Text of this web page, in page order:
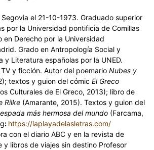
el 21-10-1973. Graduado superior
por la Universidad pontificia de Comillas
en Derecho por la Universidad
Grado en Antropología Social y
y Literatura españolas por la UNED.
y ficción. Autor del poemario Nubes y
textos y guion del cómic El Greco
Culturales de El Greco, 2013); libro de
Rilke (Amarante, 2015). Textos y guion del
más hermosa del mundo (Farcama,
: https://laplayadelasletras.com/
con el diario ABC y en la revista de
y libros de viajes sin destino Profesor